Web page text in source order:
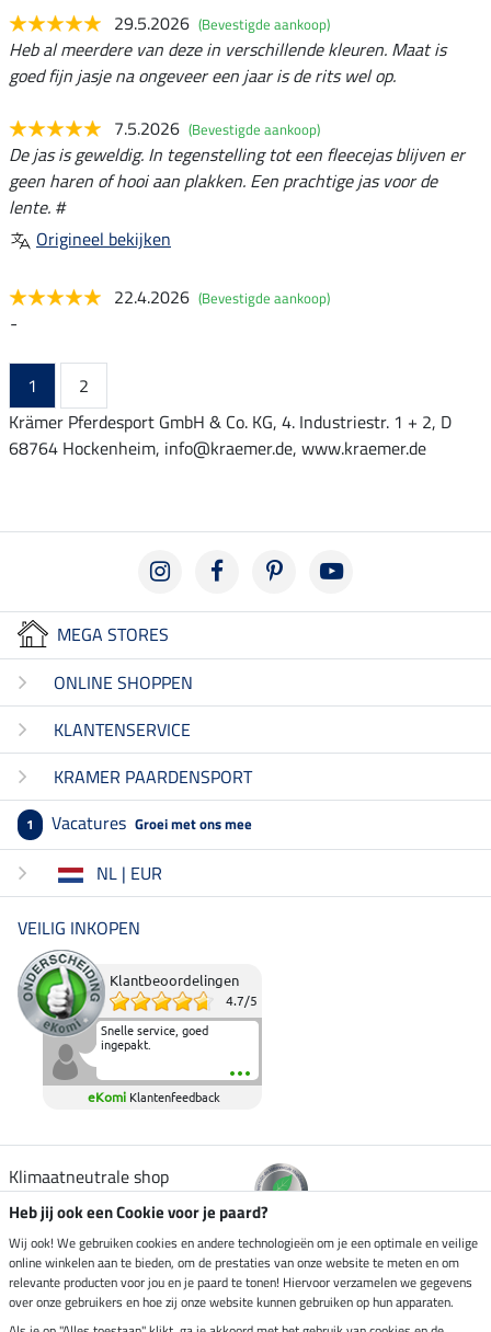
29.5.2026 (Bevestigde aankoop)
Heb al meerdere van deze in verschillende kleuren. Maat is
goed fijn jasje na ongeveer een jaar is de rits wel op.
7.5.2026 (Bevestigde aankoop)
De jas is geweldig. In tegenstelling tot een fleecejas blijven er
geen haren of hooi aan plakken. Een prachtige jas voor de
lente. #
Origineel bekijken
22.4.2026 (Bevestigde aankoop)
-
1
2
Krämer Pferdesport GmbH & Co. KG, 4. Industriestr. 1 + 2, D
68764 Hockenheim, info@kraemer.de, www.kraemer.de
MEGA STORES
ONLINE SHOPPEN
KLANTENSERVICE
KRAMER PAARDENSPORT
1 Vacatures Groei met ons mee
NL | EUR
VEILIG INKOPEN
Klantbeoordelingen
4.7/5
Snelle service, goed
ingepakt.
eKomi Klantenfeedback
Klimaatneutrale shop
Verzending per
Veilig betalen met
Heb jij ook een Cookie voor je paard?
Wij ook! We gebruiken cookies en andere technologieën om je een optimale en veilige
online winkelen aan te bieden, om de prestaties van onze website te meten en om
relevante producten voor jou en je paard te tonen! Hiervoor verzamelen we gegevens
over onze gebruikers en hoe zij onze website kunnen gebruiken op hun apparaten.